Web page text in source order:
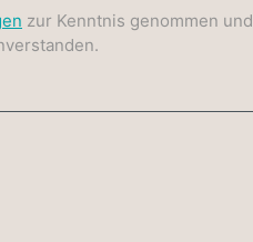
zur Kenntnis genommen und